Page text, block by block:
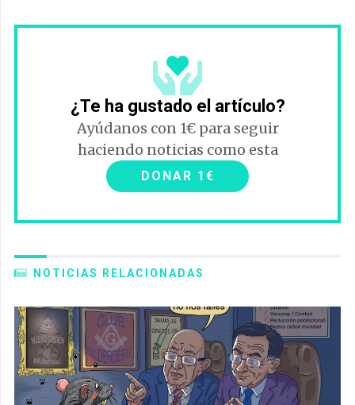
¿Te ha gustado el artículo?
Ayúdanos con 1€ para seguir
haciendo noticias como esta
DONAR 1€
NOTICIAS RELACIONADAS